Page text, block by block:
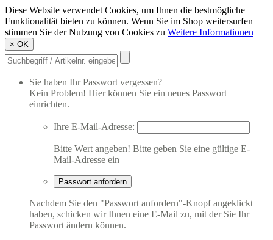
Diese Website verwendet Cookies, um Ihnen die bestmögliche
Funktionalität bieten zu können. Wenn Sie im Shop weitersurfen
stimmen Sie der Nutzung von Cookies zu Weitere Informationen
× OK
Sie haben Ihr Passwort vergessen?
Kein Problem! Hier können Sie ein neues Passwort
einrichten.
Ihre E-Mail-Adresse:
Bitte Wert angeben! Bitte geben Sie eine gültige E-
Mail-Adresse ein
Passwort anfordern
Nachdem Sie den "Passwort anfordern"-Knopf angeklickt
haben, schicken wir Ihnen eine E-Mail zu, mit der Sie Ihr
Passwort ändern können.